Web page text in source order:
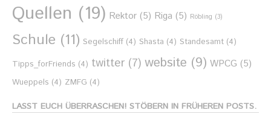
Quellen (19) Rektor (5) Riga (5) Röbling (3)
Schule (11) Segelschiff (4) Shasta (4) Standesamt (4)
Tipps_forFriends (4) twitter (7) website (9) WPCG (5)
Wueppels (4) ZMFG (4)
LASST EUCH ÜBERRASCHEN! STÖBERN IN FRÜHEREN POSTS.